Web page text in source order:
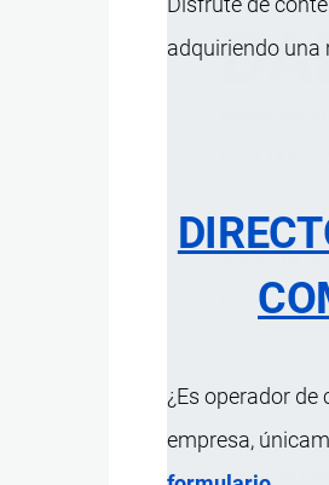
adquiriendo una
¿Es operador
empresa,
Sistema
Biofilm
Procesos del
Máquinas y